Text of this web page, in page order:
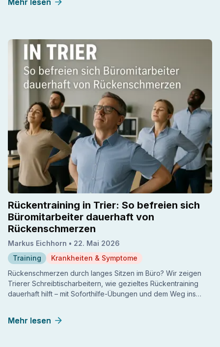
Mehr lesen
Rückentraining in Trier: So befreien sich
Büromitarbeiter dauerhaft von
Rückenschmerzen
Markus Eichhorn • 22. Mai 2026
Training
Krankheiten & Symptome
Rückenschmerzen durch langes Sitzen im Büro? Wir zeigen
Trierer Schreibtischarbeitern, wie gezieltes Rückentraining
dauerhaft hilft – mit Soforthilfe-Übungen und dem Weg ins
Mehr lesen